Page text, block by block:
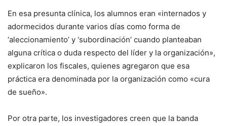
En esa presunta clínica, los alumnos eran «internados y
adormecidos durante varios días como forma de
‘aleccionamiento’ y ‘subordinación’ cuando planteaban
alguna crítica o duda respecto del líder y la organización»,
explicaron los fiscales, quienes agregaron que esa
práctica era denominada por la organización como «cura
de sueño».
Por otra parte, los investigadores creen que la banda